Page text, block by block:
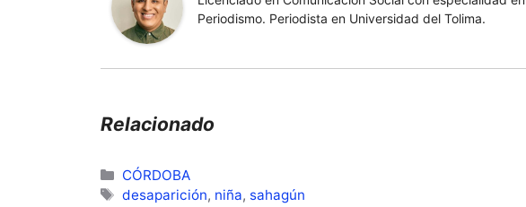
Periodismo. Periodista en Universidad del Tolima.
Relacionado
Categorías
CÓRDOBA
Etiquetas
desaparición, niña, sahagún